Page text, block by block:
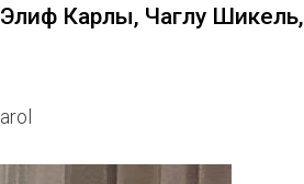
Карлы, Чаглу Шикель,